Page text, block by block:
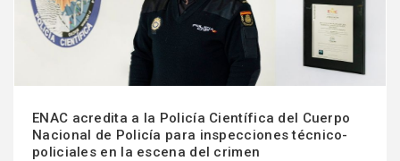
ENAC acredita a la Policía Científica del Cuerpo
Nacional de Policía para inspecciones técnico-
policiales en la escena del crimen